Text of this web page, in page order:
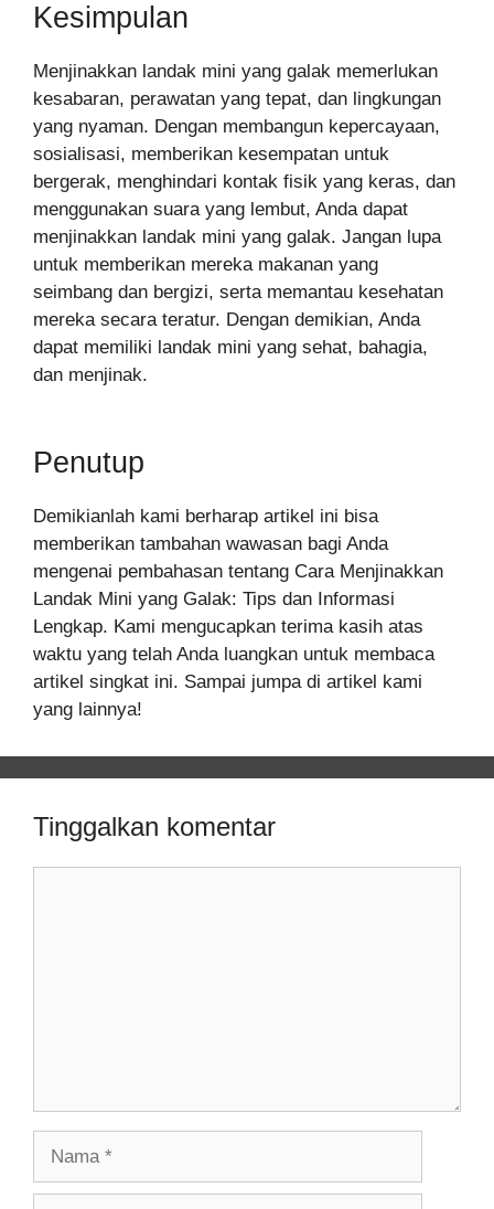
Kesimpulan
Menjinakkan landak mini yang galak memerlukan
kesabaran, perawatan yang tepat, dan lingkungan
yang nyaman. Dengan membangun kepercayaan,
sosialisasi, memberikan kesempatan untuk
bergerak, menghindari kontak fisik yang keras, dan
menggunakan suara yang lembut, Anda dapat
menjinakkan landak mini yang galak. Jangan lupa
untuk memberikan mereka makanan yang
seimbang dan bergizi, serta memantau kesehatan
mereka secara teratur. Dengan demikian, Anda
dapat memiliki landak mini yang sehat, bahagia,
dan menjinak.
Penutup
Demikianlah kami berharap artikel ini bisa
memberikan tambahan wawasan bagi Anda
mengenai pembahasan tentang Cara Menjinakkan
Landak Mini yang Galak: Tips dan Informasi
Lengkap. Kami mengucapkan terima kasih atas
waktu yang telah Anda luangkan untuk membaca
artikel singkat ini. Sampai jumpa di artikel kami
yang lainnya!
Tinggalkan komentar